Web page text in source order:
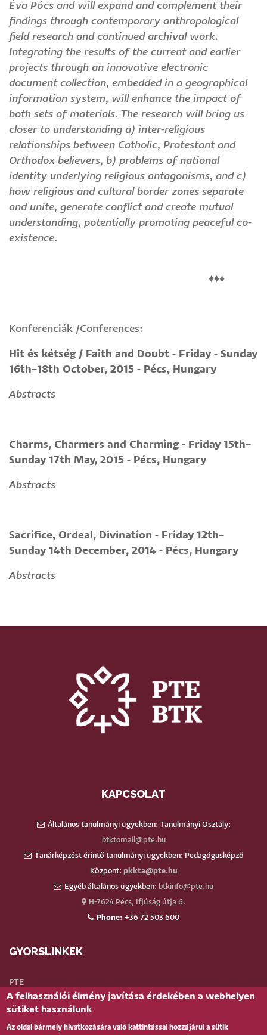
Éva Pócs and will expand and complement their
findings through contemporary anthropological
field research and continued archival work.
Integrating the results of the current and earlier
projects through an innovative electronic
document collection, embedded in a geographical
information system, will enhance the impact of
both sets of materials. The research will bring us
closer to understanding a) inter-religious
relationships between Catholic, Protestant and
Orthodox believers, b) problems of national
identity underlying religious antagonisms, and c)
how religious and cultural border zones separate
and unite, generate conflict and create mutual
understanding, potentially promoting peaceful co-
existence.
♦♦♦
Konferenciák /Conferences:
Hit és kétség / Faith and Doubt - Friday - Sunday
1 6th–18th October, 2015 - Pécs, Hungary
Abstracts
Charms, Charmers and Charming - Friday 15th–
Sunday 17th May, 2015 - Pécs, Hungary
Abstracts
Sacrifice, Ordeal, Divination - Friday 12th–
Sunday 14th December, 2014 - Pécs, Hungary
Abstracts
KAPCSOLAT
Általános tanulmányi ügyekben: Tanulmányi Osztály:
btktomail@pte.hu
Tanárképzést érintő tanulmányi ügyekben: Pedagógusképző
Központ: pkkta@pte.hu
Egyéb általános ügyekben: btkinfo@pte.hu
H-7624 Pécs, Ifjúság útja 6.
Phone: +36 72 503 600
GYORSLINKEK
PTE
Neptun
Webmail
Telefonkönyv
A felhasználói élmény javítása érdekében a webhelyen
sütiket használunk
Az oldal bármely hivatkozására való kattintással hozzájárul a sütik